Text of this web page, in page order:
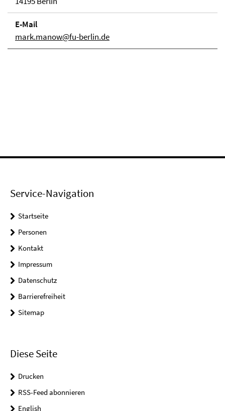
E-Mail
mark.manow@fu-berlin.de
Service-Navigation
Startseite
Personen
Kontakt
Impressum
Datenschutz
Barrierefreiheit
Sitemap
Diese Seite
Drucken
RSS-Feed abonnieren
English